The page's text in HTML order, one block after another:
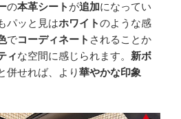
の本革シート が追加になってい
パッと見はホワイトのような感
でコーディネート されることか
ィな空間に感じられます。 新ボ
併せれば、より華やかな印象